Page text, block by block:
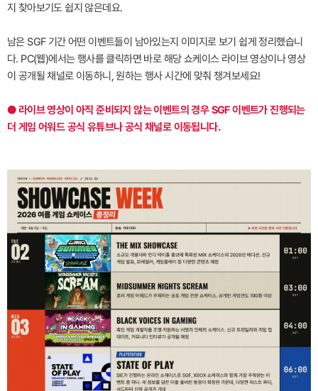
지 찾아보기도 쉽지 않은데요.
남은 SGF 기간 어떤 이벤트들이 남아있는지 이미지로 보기 쉽게 정리했습니
다. PC(웹)에서는 행사를 클릭하면 바로 해당 쇼케이스 라이브 영상이나 영상
이 공개될 채널로 이동하니, 원하는 행사 시간에 맞춰 챙겨보세요!
● 라이브 영상이 아직 준비되지 않는 이벤트의 경우 SGF 이벤트가 진행되는
더 게임 어워드 공식 유튜브나 공식 채널로 이동됩니다.